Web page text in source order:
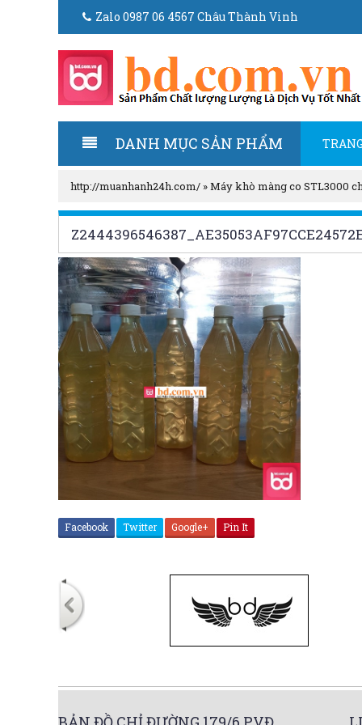
Zalo 0987 06 4567 Châu Thành Vinh
DANH MỤC SẢN PHẨM
http://muanhanh24h.com/ »Máy khò màng co STL3000
Facebook Twitter Google+ Pin It